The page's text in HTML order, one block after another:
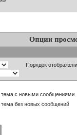
Опции
Порядок
тема с новыми сообщениями
без новых сообщений